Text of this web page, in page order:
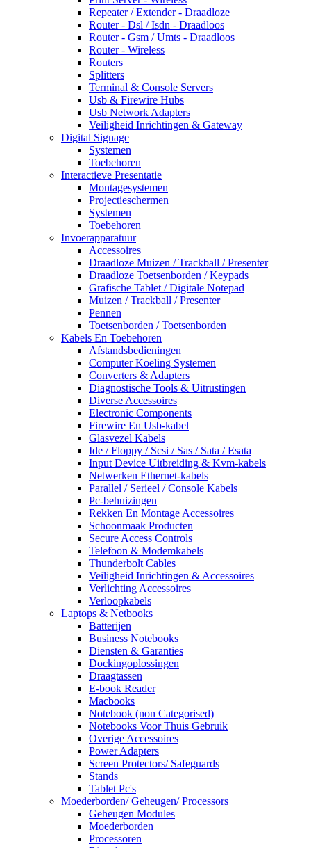
Repeater / Extender - Draadloze
Router - Dsl / Isdn - Draadloos
Router - Gsm / Umts - Draadloos
Router - Wireless
Routers
Splitters
Terminal & Console Servers
Usb & Firewire Hubs
Usb Network Adapters
Veiligheid Inrichtingen & Gateway
Digital Signage
Systemen
Toebehoren
Interactieve Presentatie
Montagesystemen
Projectieschermen
Systemen
Toebehoren
Invoerapparatuur
Accessoires
Draadloze Muizen / Trackball / Presenter
Draadloze Toetsenborden / Keypads
Grafische Tablet / Digitale Notepad
Muizen / Trackball / Presenter
Pennen
Toetsenborden / Toetsenborden
Kabels En Toebehoren
Afstandsbedieningen
Computer Koeling Systemen
Converters & Adapters
Diagnostische Tools & Uitrustingen
Diverse Accessoires
Electronic Components
Firewire En Usb-kabel
Glasvezel Kabels
Ide / Floppy / Scsi / Sas / Sata / Esata
Input Device Uitbreiding & Kvm-kabels
Netwerken Ethernet-kabels
Parallel / Serieel / Console Kabels
Pc-behuizingen
Rekken En Montage Accessoires
Schoonmaak Producten
Secure Access Controls
Telefoon & Modemkabels
Thunderbolt Cables
Veiligheid Inrichtingen & Accessoires
Verlichting Accessoires
Verloopkabels
Laptops & Netbooks
Batterijen
Business Notebooks
Diensten & Garanties
Dockingoplossingen
Draagtassen
E-book Reader
Macbooks
Notebook (non Categorised)
Notebooks Voor Thuis Gebruik
Overige Accessoires
Power Adapters
Screen Protectors/ Safeguards
Stands
Tablet Pc's
Moederborden/ Geheugen/ Processors
Geheugen Modules
Moederborden
Processoren